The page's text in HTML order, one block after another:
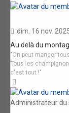
dim. 16 nov.
Au delà du
"On peut manger
Tous les
c'est tout !"
Administrateur du